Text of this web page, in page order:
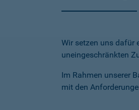
Wir setzen uns dafür
uneingeschränkten
Im Rahmen unserer
mit den